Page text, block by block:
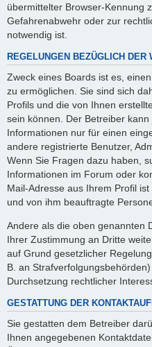
übermittelter Browser-Kennung
Gefahrenabwehr oder zur
notwendig ist.
REGELUNGEN BEZÜGLICH DER
Zweck eines Boards ist es,
zu ermöglichen. Sie sind sich
Profils und die von Ihnen
sein können. Der Betreiber
Informationen nur für einen
andere registrierte Benutzer,
Wenn Sie Fragen dazu haben,
Informationen im Forum oder
Mail-Adresse aus Ihrem Profil
und von ihm beauftragte
Andere als die oben genannten
Ihrer Zustimmung an Dritte
auf Grund gesetzlicher
B. an
Durchsetzung rechtlicher
GESTATTUNG DER
Sie gestatten dem Betreiber
Ihnen angegebenen